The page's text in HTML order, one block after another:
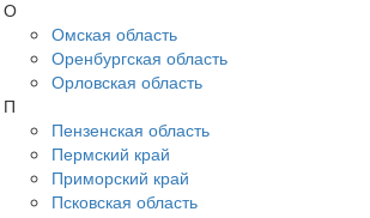
О
Омская область
Оренбургская область
Орловская область
П
Пензенская область
Пермский край
Приморский край
Псковская область